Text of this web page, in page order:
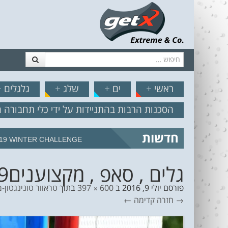
חיפוש
// תפריט
דלג לתוכן
ראשי + ים + שלג + גלגלים
הסכנות הרבות בהתניידות על ידי כלי
חדשות WINTER CHALLENGE
גלים , סאפ , מקצוענים9
פורסם יולי 9, 2016 ב600 × 397 בתוך טראוור
→ חזרה קדימה ←